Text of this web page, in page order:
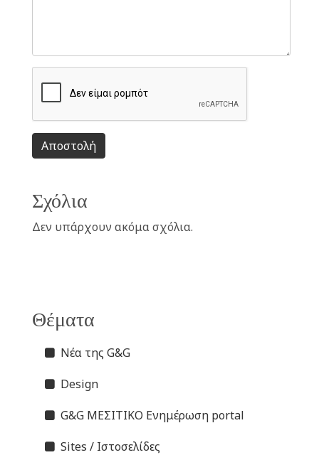
Αποστολή
Σχόλια
Δεν υπάρχουν ακόμα σχόλια.
Θέματα
Νέα της G&G
Design
G&G ΜΕΣΙΤΙΚΟ Ενημέρωση portal
Sites / Ιστοσελίδες